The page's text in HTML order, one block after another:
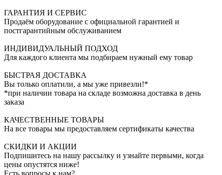
ГАРАНТИЯ И СЕРВИС
Продаём оборудование с официальной гарантией и
постгарантийным обслуживанием
ИНДИВИДУАЛЬНЫЙ ПОДХОД
Для каждого клиента мы подбираем нужный ему товар
БЫСТРАЯ ДОСТАВКА
Вы только оплатили, а мы уже привезли!*
*при наличии товара на складе возможна доставка в день
заказа
КАЧЕСТВЕННЫЕ ТОВАРЫ
На все товары мы предоставляем сертификаты качества
СКИДКИ И АКЦИИ
Подпишитесь на нашу рассылку и узнайте первыми, когда
цены опустятся ниже!